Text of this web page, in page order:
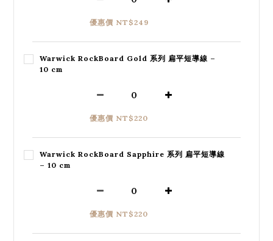
優惠價 NT$249
Warwick RockBoard Gold 系列 扁平短導線 –
10 cm
優惠價 NT$220
Warwick RockBoard Sapphire 系列 扁平短導線
– 10 cm
優惠價 NT$220